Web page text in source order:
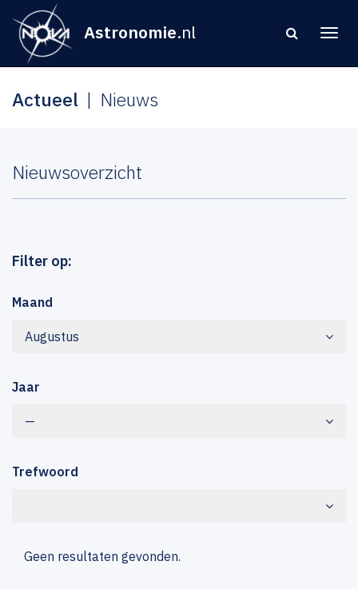
Astronomie.nl
Actueel Nieuws
Nieuwsoverzicht
Filter op:
Maand
Augustus
Jaar
—
Trefwoord
Geen resultaten gevonden.